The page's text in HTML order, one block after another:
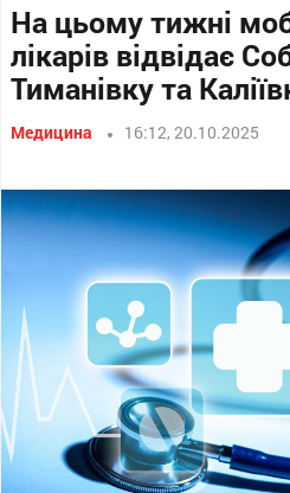
На цьому тижні
лікарів відвідає
Тиманівку та
Медицина 16:12, 20.10.2025